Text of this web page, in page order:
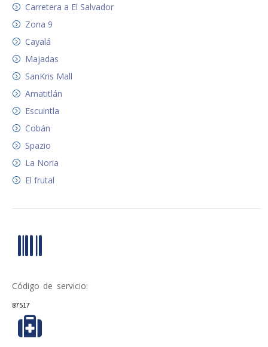
Carretera a El Salvador
Zona 9
Cayalá
Majadas
SanKris Mall
Amatitlán
Escuintla
Cobán
Spazio
La Noria
El frutal
Código de servicio:
87517